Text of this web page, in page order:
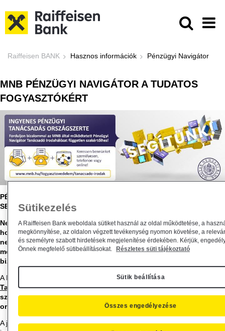
Pénzügyi Navigátor - Raiffeisen
Raiffeisen BANK Hasznos információk Pénzügyi Navigátor
MNB PÉNZÜGYI NAVIGÁTOR A TUDATOS
FOGYASZTÓKÉRT
PÉNZÜGYI NAVIGÁTOR TANÁCSADÓ IRODAHÁLÓZAT - VALÓDI
SEGÍTSÉG ORSZÁGSZERTE
Nehezen igazodik el a pénzügyi ajánlatok között? Nem tudja,
hogyan és kinek kell benyújtani egy hiva-talos panaszt? Anyagi
nehézséget okoz a hiteltörlesztés, esetleg a törlesztési
moratóriummal kapcso-latban van kérdése? Forduljon
bizalommal a Pénzügyi Navigátor Tanácsadó Irodahálózat!
A Magyar Nemzeti Bank által létrehozottPénzügyi Navigátor
Tanácsadó Irodahálózatmunkatársai ingyenes, piaci
szolgáltatóktól független pénzügyi tanácsadást nyújtanak az
ország valamennyi megyeszékhe-lyén.
A jogi vagy pénzügyi végzettséggel, a témában naprakész
Sütikezelés
A Raiffeisen Bank weboldala sütiket használ az oldal működtetése, a
megkönnyítése, az oldalon végzett tevékenység nyomon követése, a
és személyre szabott hirdetések megjelenítése érdekében. Kérjük,
Önnek megfelelő sütibeállításokat.
Részletes süti tájékoztató
Sütik beállítása
Összes engedélyezése